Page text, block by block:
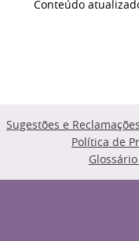
Conteúdo
Sugestões e Reclamações
Política de